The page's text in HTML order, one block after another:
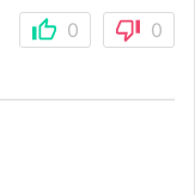
0 0